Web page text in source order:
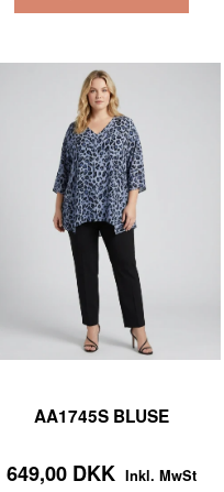
AA1745S BLUSE
649,00 DKK Inkl. MwSt